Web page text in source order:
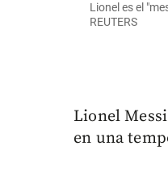
Lionel es el
REUTERS
Lionel
en una